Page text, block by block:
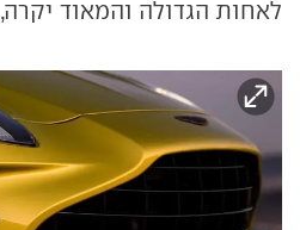
לאחות הגדולה והמאוד יקרה, DB12.